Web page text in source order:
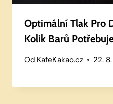
Optimální Tlak Pro
Kolik Barů
Od KafeKakao.cz 22.